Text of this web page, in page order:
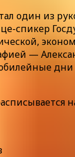
один из
спикер
—